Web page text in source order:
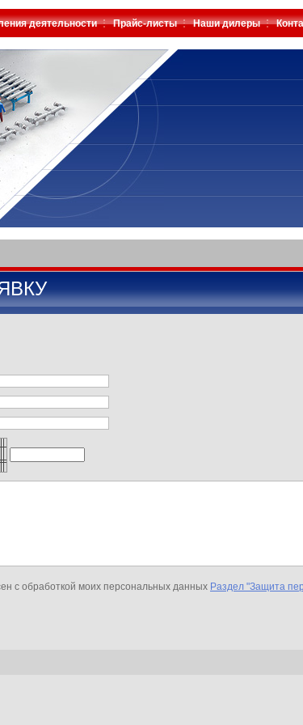
деятельности Прайс-листы Наши дилеры
с обработкой моих персональных данных Раздел "Защита